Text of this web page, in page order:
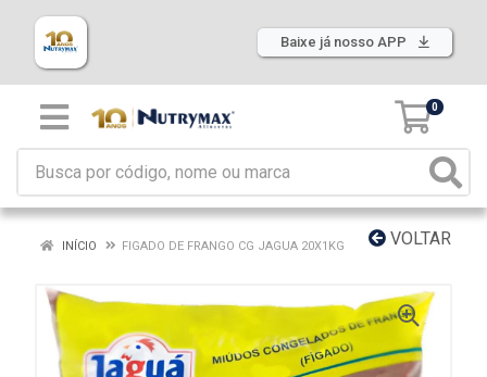
Baixe já nosso APP
0
VOLTAR
INÍCIO FIGADO DE FRANGO CG JAGUA 20X1KG